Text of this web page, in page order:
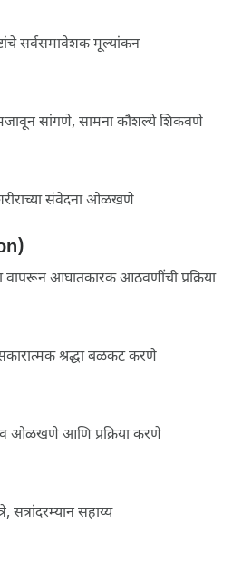
सर्वसमावेशक मूल्यांकन
सांगणे, सामना कौशल्ये शिकवणे
संवेदना ओळखणे
वापरून आघातकारक आठवणींची प्रक्रिया
सकारात्मक श्रद्धा बळकट करणे
ओळखणे आणि प्रक्रिया करणे
सत्रांदरम्यान सहाय्य